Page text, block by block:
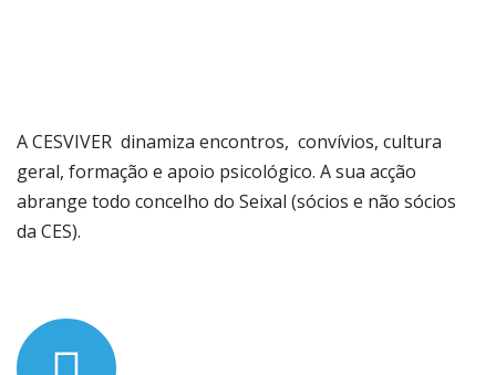
A CESVIVER dinamiza encontros, convívios, cultura
geral, formação e apoio psicológico. A sua acção
abrange todo concelho do Seixal (sócios e não sócios
da CES).